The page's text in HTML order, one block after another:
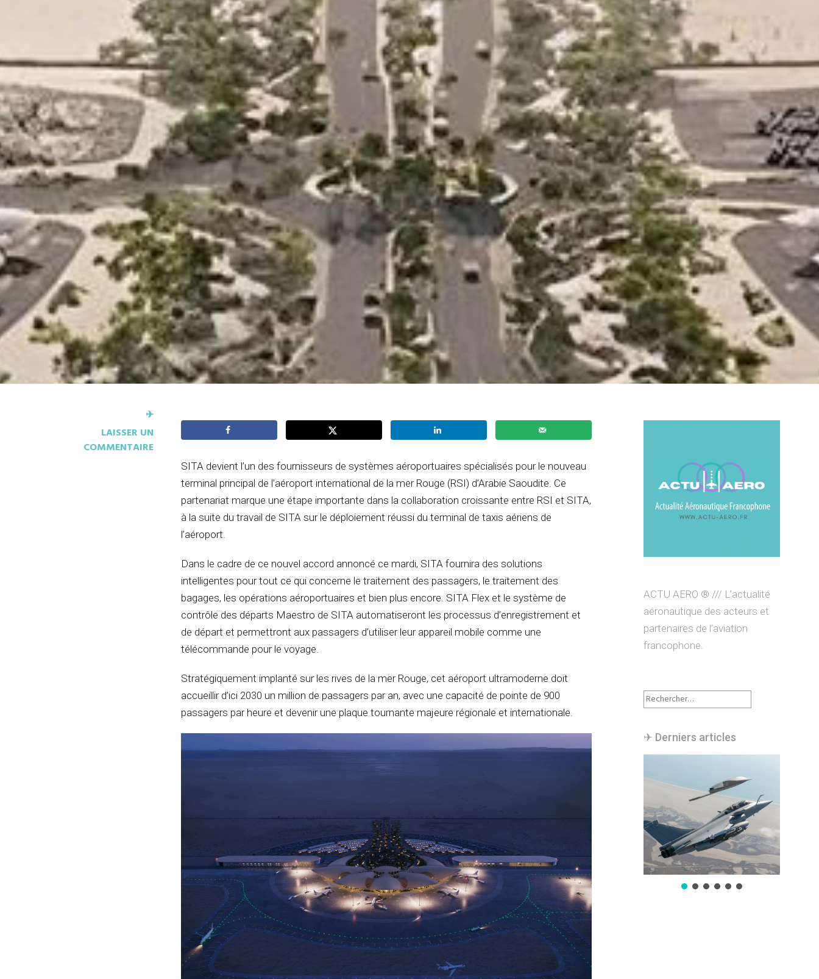
/// SITA devient fournisseur du nouveau terminal de l’aéroport de la
mer Rouge
10 décembre 2024
Lire la Suite
✈︎
LAISSER UN
COMMENTAIRE
SITA devient l’un des fournisseurs de systèmes aéroportuaires spécialisés pour le nouveau
terminal principal de l’aéroport international de la mer Rouge (RSI) d’Arabie Saoudite. Ce
partenariat marque une étape importante dans la collaboration croissante entre RSI et SITA,
à la suite du travail de SITA sur le déploiement réussi du terminal de taxis aériens de
l’aéroport.
Dans le cadre de ce nouvel accord annoncé ce mardi, SITA fournira des solutions
intelligentes pour tout ce qui concerne le traitement des passagers, le traitement des
bagages, les opérations aéroportuaires et bien plus encore. SITA Flex et le système de
contrôle des départs Maestro de SITA automatiseront les processus d’enregistrement et
de départ et permettront aux passagers d’utiliser leur appareil mobile comme une
télécommande pour le voyage.
Stratégiquement implanté sur les rives de la mer Rouge, cet aéroport ultramoderne doit
accueillir d’ici 2030 un million de passagers par an, avec une capacité de pointe de 900
passagers par heure et devenir une plaque tournante majeure régionale et internationale.
ACTU AERO ® /// L’actualité
aéronautique des acteurs et
partenaires de l’aviation
francophone.
Rechercher :
✈︎ Derniers articles